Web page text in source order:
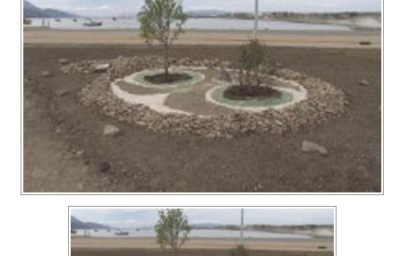
bondi
Boleto
estudiantil
Recorrido
colectivos